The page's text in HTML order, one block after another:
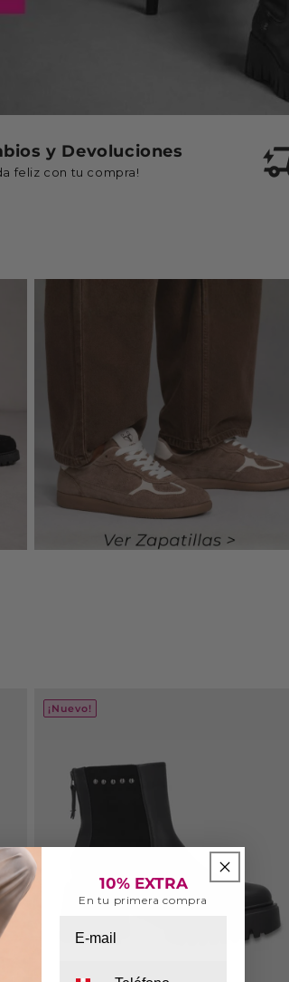
y Devoluciones
feliz con tu compra!
¡Nuevo!
10% EXTRA
En tu primera compra